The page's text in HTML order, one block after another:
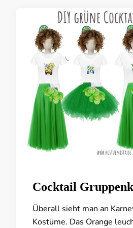
Cocktail
Überall sieht man an
Kostüme. Das Orange